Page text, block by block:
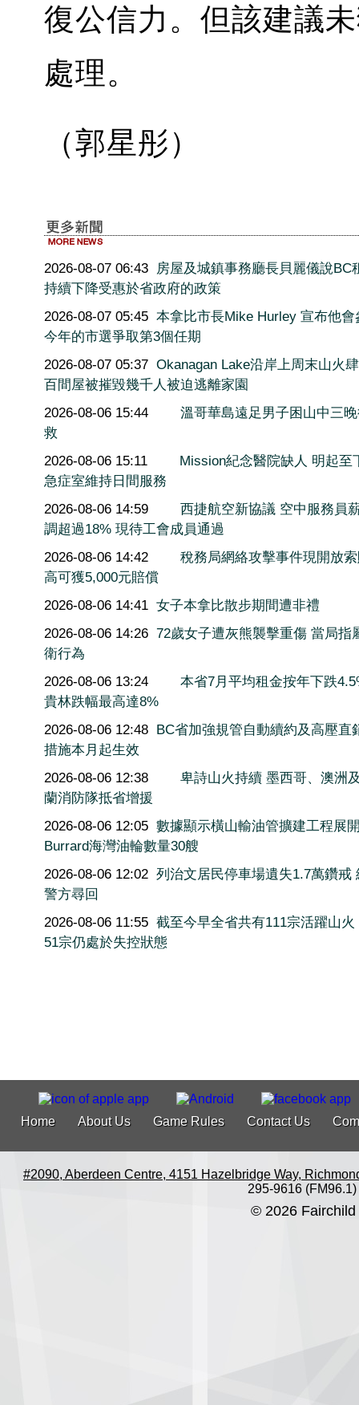
復公信力。但該建議
處理。
（郭星彤）
2026-08-07 06:43 房屋及城鎮事務廳長貝麗儀說BC
持續下降受惠於省政府的政策
2026-08-07 05:45 本拿比市長Mike Hurley 宣布他會
今年的市選爭取第3個任期
2026-08-07 05:37 Okanagan Lake沿岸上周末山火
百間屋被摧毀幾千人被迫逃離家園
2026-08-06 15:44
溫哥華島遠足男子困山中三
救
2026-08-06 15:11
Mission紀念醫院缺人 明起至
急症室維持日間服務
2026-08-06 14:59
西捷航空新協議 空中服務員
調超過18% 現待工會成員通過
2026-08-06 14:42
稅務局網絡攻擊事件現開放
高可獲5,000元賠償
2026-08-06 14:41 女子本拿比散步期間遭非禮
2026-08-06 14:26 72歲女子遭灰熊襲擊重傷 當局指
衛行為
2026-08-06 13:24
本省7月平均租金按年下跌
貴林跌幅最高達8%
2026-08-06 12:48 BC省加強規管自動續約及高壓直
措施本月起生效
2026-08-06 12:38
卑詩山火持續 墨西哥、澳洲
蘭消防隊抵省增援
2026-08-06 12:05 數據顯示橫山輸油管擴建工程展
Burrard海灣油輪數量30艘
2026-08-06 12:02 列治文居民停車場遺失1.7萬鑽戒
警方尋回
2026-08-06 11:55 截至今早全省共有111宗活躍山火
51宗仍處於失控狀態
Home About Us Game Rules Contact Us
#2090, Aberdeen Centre, 4151 Hazelbridge Way,
295-9616 (FM96.1)
© 2026 Fairchild